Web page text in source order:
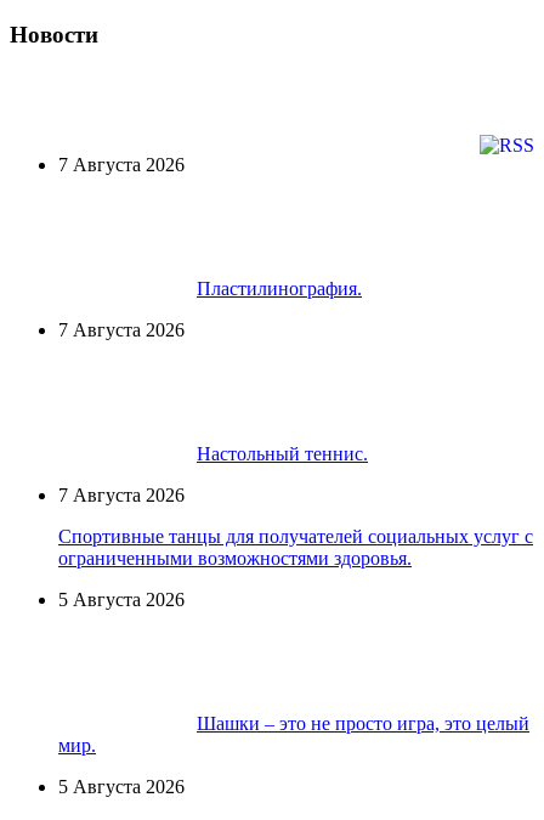
Новости
7 Августа 2026
Пластилинография.
7 Августа 2026
Настольный теннис.
7 Августа 2026
Спортивные танцы для получателей социальных услуг с
ограниченными возможностями здоровья.
5 Августа 2026
Шашки – это не просто игра, это целый
мир.
5 Августа 2026